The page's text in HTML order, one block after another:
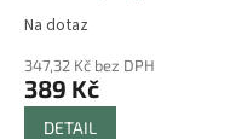
Na dotaz
347,32 Kč bez DPH
389 Kč
DETAIL